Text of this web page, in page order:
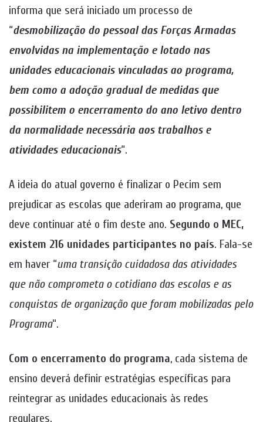
informa que será iniciado um processo de
“desmobilização do pessoal das Forças Armadas
envolvidas na implementação e lotado nas
unidades educacionais vinculadas ao programa,
bem como a adoção gradual de medidas que
possibilitem o encerramento do ano letivo dentro
da normalidade necessária aos trabalhos e
atividades educacionais“.
A ideia do atual governo é finalizar o Pecim sem
prejudicar as escolas que aderiram ao programa, que
deve continuar até o fim deste ano. Segundo o MEC,
existem 216 unidades participantes no país. Fala-se
em haver “uma transição cuidadosa das atividades
que não comprometa o cotidiano das escolas e as
conquistas de organização que foram mobilizadas pelo
Programa“.
Com o encerramento do programa, cada sistema de
ensino deverá definir estratégias específicas para
reintegrar as unidades educacionais às redes
regulares.